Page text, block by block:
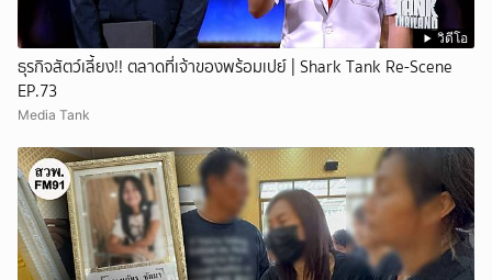
วิดีโอ
ธุรกิจสัตว์เลี้ยง!! ตลาดที่เจ้าของพร้อมเปย์ | Shark Tank Re-Scene
EP.73
Media Tank